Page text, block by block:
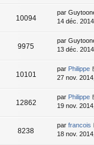
10094
par
14 déc.
9975
par
13 déc.
10101
par Philippe
27 nov.
12862
par Philippe
19 nov.
8238
par francois
18 nov.